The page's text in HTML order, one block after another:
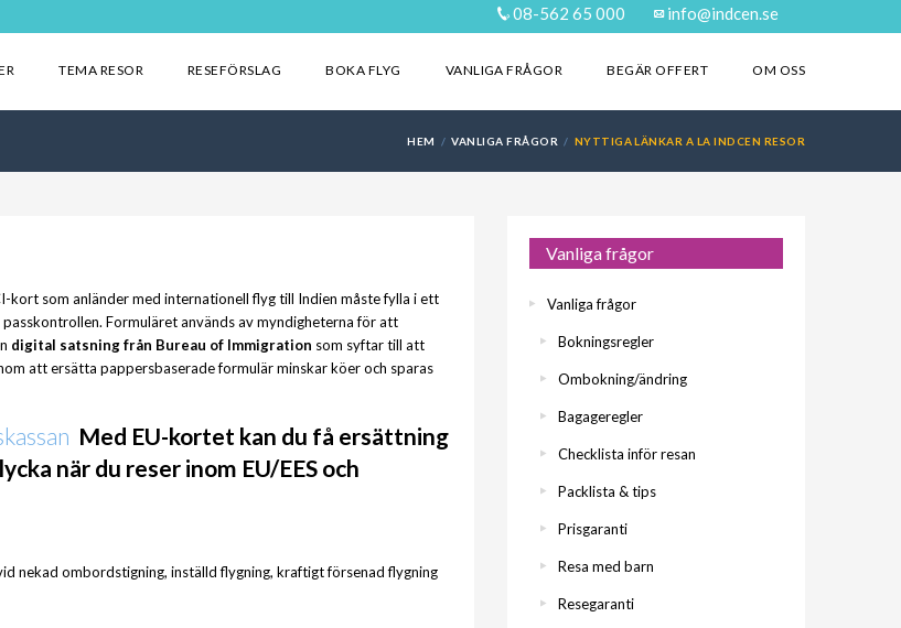
08-562 65 000 info@indcen.se
TEMA RESOR RESEFÖRSLAG BOKA FLYG VANLIGA FRÅGOR BEGÄR OFFERT OM OSS
HEM VANLIGA FRÅGOR NYTTIGA LÄNKAR A LA INDCEN RESOR
kort som anländer med internationell flyg till Indien måste fylla i ett
Formuläret används av myndigheterna för att
digital satsning från Bureau of Immigration som syftar till att
att ersätta pappersbaserade formulär minskar köer och sparas
Med EU-kortet kan du få ersättning
när du reser inom EU/EES och
nekad ombordstigning, inställd flygning, kraftigt försenad flygning
Vanliga frågor
Vanliga frågor
Bokningsregler
Ombokning/ändring
Bagageregler
Checklista inför resan
Packlista & tips
Prisgaranti
Resa med barn
Resegaranti